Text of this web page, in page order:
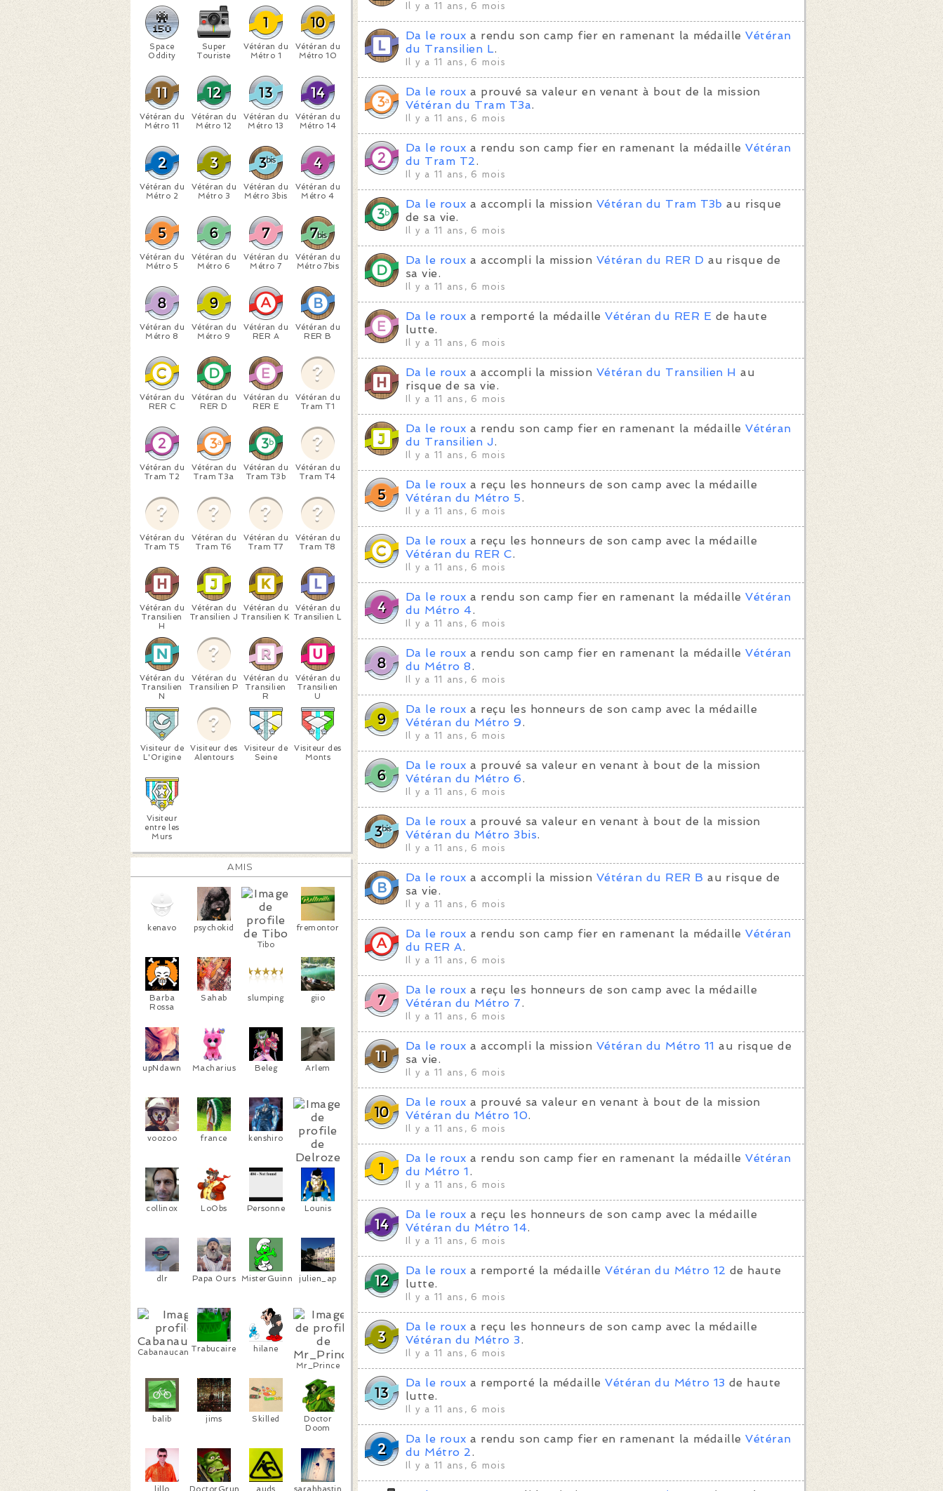
Space
Oddity
Super
Touriste
Vétéran du
Métro 1
Vétéran du
Métro 10
Vétéran du
Métro 11
Vétéran du
Métro 12
Vétéran du
Métro 13
Vétéran du
Métro 14
Vétéran du
Métro 2
Vétéran du
Métro 3
Vétéran du
Métro 3bis
Vétéran du
Métro 4
Vétéran du
Métro 5
Vétéran du
Métro 6
Vétéran du
Métro 7
Vétéran du
Métro 7bis
Vétéran du
Métro 8
Vétéran du
Métro 9
Vétéran du
RER A
Vétéran du
RER B
Vétéran du
RER C
Vétéran du
RER D
Vétéran du
RER E
Vétéran du
Tram T1
Vétéran du
Tram T2
Vétéran du
Tram T3a
Vétéran du
Tram T3b
Vétéran du
Tram T4
Vétéran du
Tram T5
Vétéran du
Tram T6
Vétéran du
Tram T7
Vétéran du
Tram T8
Vétéran du
Transilien
H
Vétéran du
Transilien J
Vétéran du
Transilien K
Vétéran du
Transilien L
Vétéran du
Transilien
N
Vétéran du
Transilien P
Vétéran du
Transilien
R
Vétéran du
Transilien
U
Visiteur de
L'Origine
Visiteur des
Alentours
Visiteur de
Seine
Visiteur des
Monts
Visiteur
entre les
Murs
AMIS
kenavo
psychokid
Tibo
fremontor
Barba
Rossa
Sahab slumping giio
upNdawn Macharius Beleg Arlem
voozoo france kenshiro
Delroze
collinox LoObs Personne Lounis
dlr Papa Ours MisterGuinnessjulien_ap
CabanaucanadaTrabucaire
hilane
Mr_Prince
balib jims Skilled
Doctor
Doom
lillo DoctorGrunt auds sarahbastin
Il y a 11 ans, 6 mois
Da le roux a rendu son camp fier en ramenant la médailleVétéran
du Transilien L.
Il y a 11 ans, 6 mois
Da le roux a prouvé sa valeur en venant à bout de la mission
Vétéran du Tram T3a.
Il y a 11 ans, 6 mois
Da le roux a rendu son camp fier en ramenant la médailleVétéran
du Tram T2.
Il y a 11 ans, 6 mois
Da le roux a accompli la mission Vétéran du Tram T3b au risque
de sa vie.
Il y a 11 ans, 6 mois
Da le roux a accompli la mission Vétéran du RER D au risque de
sa vie.
Il y a 11 ans, 6 mois
Da le roux a remporté la médailleVétéran du RER E de haute
lutte.
Il y a 11 ans, 6 mois
Da le roux a accompli la mission Vétéran du Transilien H au
risque de sa vie.
Il y a 11 ans, 6 mois
Da le roux a rendu son camp fier en ramenant la médailleVétéran
du Transilien J.
Il y a 11 ans, 6 mois
Da le roux a reçu les honneurs de son camp avec la médaille
Vétéran du Métro 5.
Il y a 11 ans, 6 mois
Da le roux a reçu les honneurs de son camp avec la médaille
Vétéran du RER C.
Il y a 11 ans, 6 mois
Da le roux a rendu son camp fier en ramenant la médailleVétéran
du Métro 4.
Il y a 11 ans, 6 mois
Da le roux a rendu son camp fier en ramenant la médailleVétéran
du Métro 8.
Il y a 11 ans, 6 mois
Da le roux a reçu les honneurs de son camp avec la médaille
Vétéran du Métro 9.
Il y a 11 ans, 6 mois
Da le roux a prouvé sa valeur en venant à bout de la mission
Vétéran du Métro 6.
Il y a 11 ans, 6 mois
Da le roux a prouvé sa valeur en venant à bout de la mission
Vétéran du Métro 3bis.
Il y a 11 ans, 6 mois
Da le roux a accompli la mission Vétéran du RER B au risque de
sa vie.
Il y a 11 ans, 6 mois
Da le roux a rendu son camp fier en ramenant la médailleVétéran
du RER A.
Il y a 11 ans, 6 mois
Da le roux a reçu les honneurs de son camp avec la médaille
Vétéran du Métro 7.
Il y a 11 ans, 6 mois
Da le roux a accompli la mission Vétéran du Métro 11 au risque de
sa vie.
Il y a 11 ans, 6 mois
Da le roux a prouvé sa valeur en venant à bout de la mission
Vétéran du Métro 10.
Il y a 11 ans, 6 mois
Da le roux a rendu son camp fier en ramenant la médailleVétéran
du Métro 1.
Il y a 11 ans, 6 mois
Da le roux a reçu les honneurs de son camp avec la médaille
Vétéran du Métro 14.
Il y a 11 ans, 6 mois
Da le roux a remporté la médailleVétéran du Métro 12 de haute
lutte.
Il y a 11 ans, 6 mois
Da le roux a reçu les honneurs de son camp avec la médaille
Vétéran du Métro 3.
Il y a 11 ans, 6 mois
Da le roux a remporté la médailleVétéran du Métro 13 de haute
lutte.
Il y a 11 ans, 6 mois
Da le roux a rendu son camp fier en ramenant la médailleVétéran
du Métro 2.
Il y a 11 ans, 6 mois